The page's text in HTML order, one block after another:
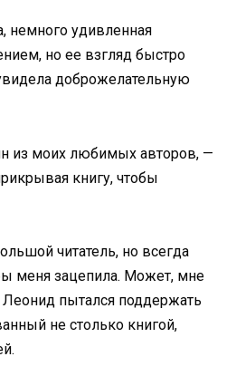
немного удивленная
но ее взгляд быстро
доброжелательную
из моих любимых авторов, —
книгу, чтобы
читатель, но всегда
меня зацепила. Может, мне
Леонид пытался поддержать
не столько книгой,